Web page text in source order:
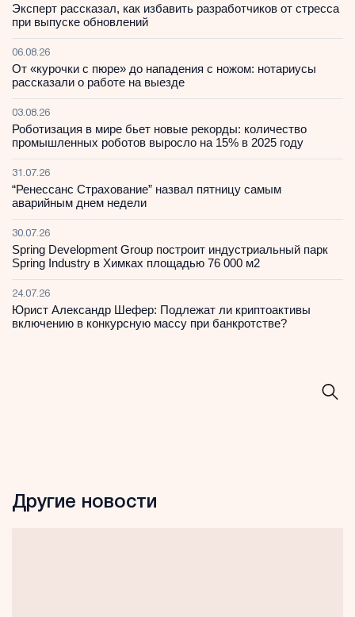
Эксперт рассказал, как избавить разработчиков от стресса
при выпуске обновлений
06.08.26
От «курочки с пюре» до нападения с ножом: нотариусы
рассказали о работе на выезде
03.08.26
Роботизация в мире бьет новые рекорды: количество
промышленных роботов выросло на 15% в 2025 году
31.07.26
“Ренессанс Страхование” назвал пятницу самым
аварийным днем недели
30.07.26
Spring Development Group построит индустриальный парк
Spring Industry в Химках площадью 76 000 м2
24.07.26
Юрист Александр Шефер: Подлежат ли криптоактивы
включению в конкурсную массу при банкротстве?
Другие новости